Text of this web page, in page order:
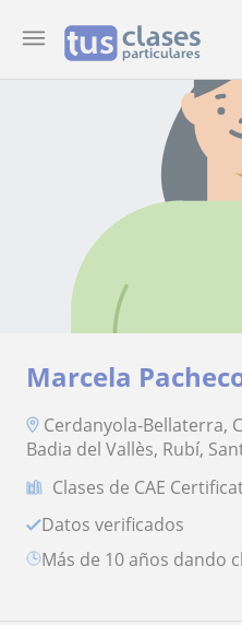
Marcela
Cerdanyola-Bellaterra,
Badia del Vallès, Rubí,
Clases de CAE
Datos verificados
más de 10 años dando